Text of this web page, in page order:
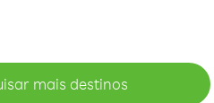
mais destinos